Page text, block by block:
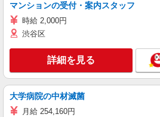
マンションの受付・案内スタッフ
時給 2,000円
渋谷区
詳細を見る
大学病院の中材滅菌
月給 254,160円